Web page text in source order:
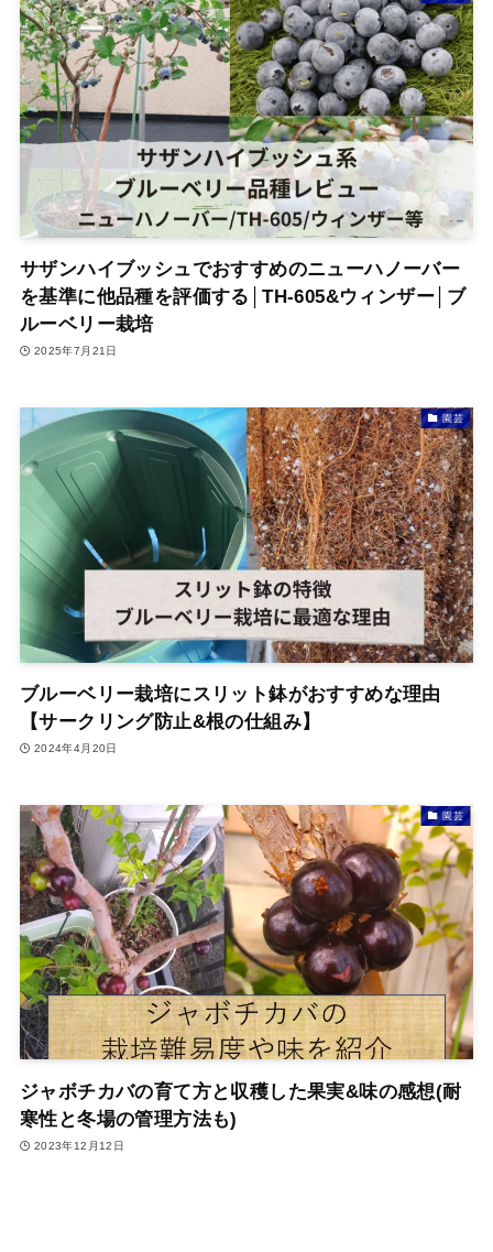
サザンハイブッシュでおすすめのニューハノーバー
を基準に他品種を評価する│TH-605&ウィンザー│ブ
ルーベリー栽培
2025年7月21日
園芸
ブルーベリー栽培にスリット鉢がおすすめな理由
【サークリング防止&根の仕組み】
2024年4月20日
園芸
ジャボチカバの育て方と収穫した果実&味の感想(耐
寒性と冬場の管理方法も)
2023年12月12日